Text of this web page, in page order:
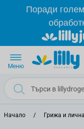
Прескачане към
Поради
Меню
Начало / Грижа и